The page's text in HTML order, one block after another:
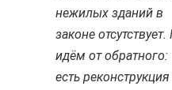
нежилых зданий в
законе
идём от обратного:
есть